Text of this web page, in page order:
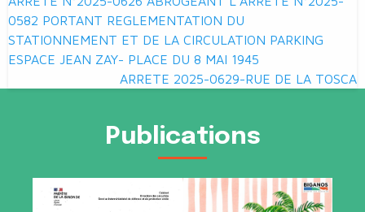
de
l’article
0582 PORTANT REGLEMENTATION DU
STATIONNEMENT ET DE LA CIRCULATION PARKING
ESPACE JEAN ZAY- PLACE DU 8 MAI 1945
ARRETE 2025-0629-RUE DE LA TOSCA
Publications